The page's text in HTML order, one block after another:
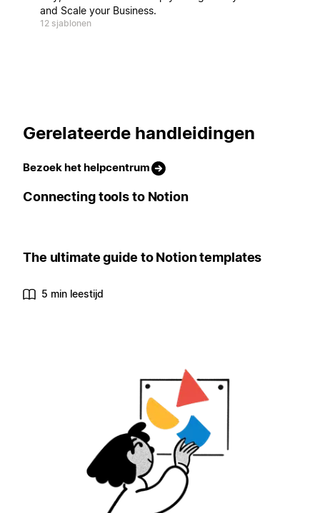
and Scale your Business.
12 sjablonen
Gerelateerde handleidingen
Bezoek het helpcentrum
Connecting tools to Notion
The ultimate guide to Notion templates
5 min leestijd